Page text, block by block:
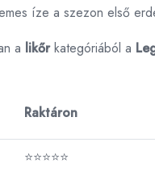
íze a szezon első
a likőrkategóriából a
Raktáron
⭐⭐⭐⭐⭐